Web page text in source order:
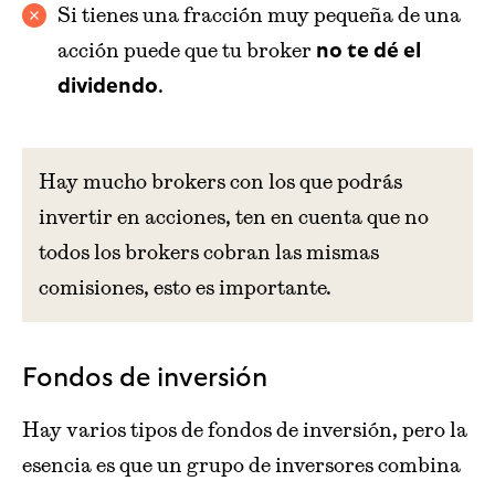
Si tienes una fracción muy pequeña de una
acción puede que tu broker no te dé el
dividendo.
Hay mucho brokers con los que podrás
invertir en acciones, ten en cuenta que no
todos los brokers cobran las mismas
comisiones, esto es importante.
Fondos de inversión
Hay varios tipos de fondos de inversión, pero la
esencia es que un grupo de inversores combina